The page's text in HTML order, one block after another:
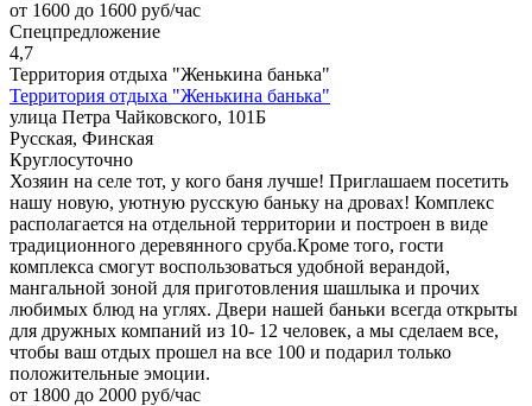
от 1600 до 1600 руб/час
Спецпредложение
4,7
Территория отдыха "Женькина банька"
Территория отдыха "Женькина банька"
улица Петра Чайковского, 101Б
Русская, Финская
Круглосуточно
Хозяин на селе тот, у кого баня лучше! Приглашаем посетить
нашу новую, уютную русскую баньку на дровах! Комплекс
располагается на отдельной территории и построен в виде
традиционного деревянного сруба.Кроме того, гости
комплекса смогут воспользоваться удобной верандой,
мангальной зоной для приготовления шашлыка и прочих
любимых блюд на углях. Двери нашей баньки всегда открыты
для дружных компаний из 10- 12 человек, а мы сделаем все,
чтобы ваш отдых прошел на все 100 и подарил только
положительные эмоции.
от 1800 до 2000 руб/час